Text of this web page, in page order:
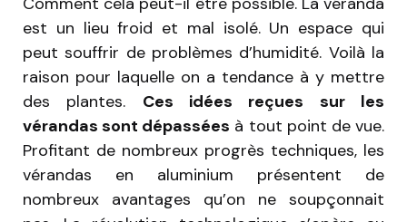
est un lieu froid et mal isolé. Un espace qui
peut souffrir de problèmes d’humidité. Voilà la
raison pour laquelle on a tendance à y mettre
des plantes. Ces idées reçues sur les
vérandas sont dépassées à tout point de vue.
Profitant de nombreux progrès techniques, les
vérandas en aluminium présentent de
nombreux avantages qu’on ne soupçonnait